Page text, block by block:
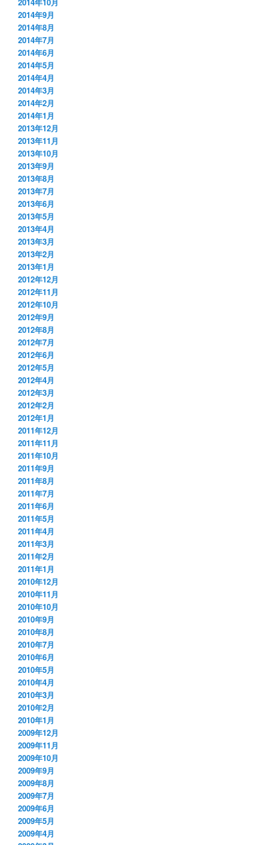
2014年10月
2014年9月
2014年8月
2014年7月
2014年6月
2014年5月
2014年4月
2014年3月
2014年2月
2014年1月
2013年12月
2013年11月
2013年10月
2013年9月
2013年8月
2013年7月
2013年6月
2013年5月
2013年4月
2013年3月
2013年2月
2013年1月
2012年12月
2012年11月
2012年10月
2012年9月
2012年8月
2012年7月
2012年6月
2012年5月
2012年4月
2012年3月
2012年2月
2012年1月
2011年12月
2011年11月
2011年10月
2011年9月
2011年8月
2011年7月
2011年6月
2011年5月
2011年4月
2011年3月
2011年2月
2011年1月
2010年12月
2010年11月
2010年10月
2010年9月
2010年8月
2010年7月
2010年6月
2010年5月
2010年4月
2010年3月
2010年2月
2010年1月
2009年12月
2009年11月
2009年10月
2009年9月
2009年8月
2009年7月
2009年6月
2009年5月
2009年4月